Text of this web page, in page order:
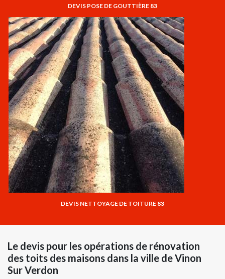
DEVIS POSE DE GOUTTIÈRE 83
DEVIS NETTOYAGE DE TOITURE 83
Le devis pour les opérations de rénovation
des toits des maisons dans la ville de Vinon
Sur Verdon